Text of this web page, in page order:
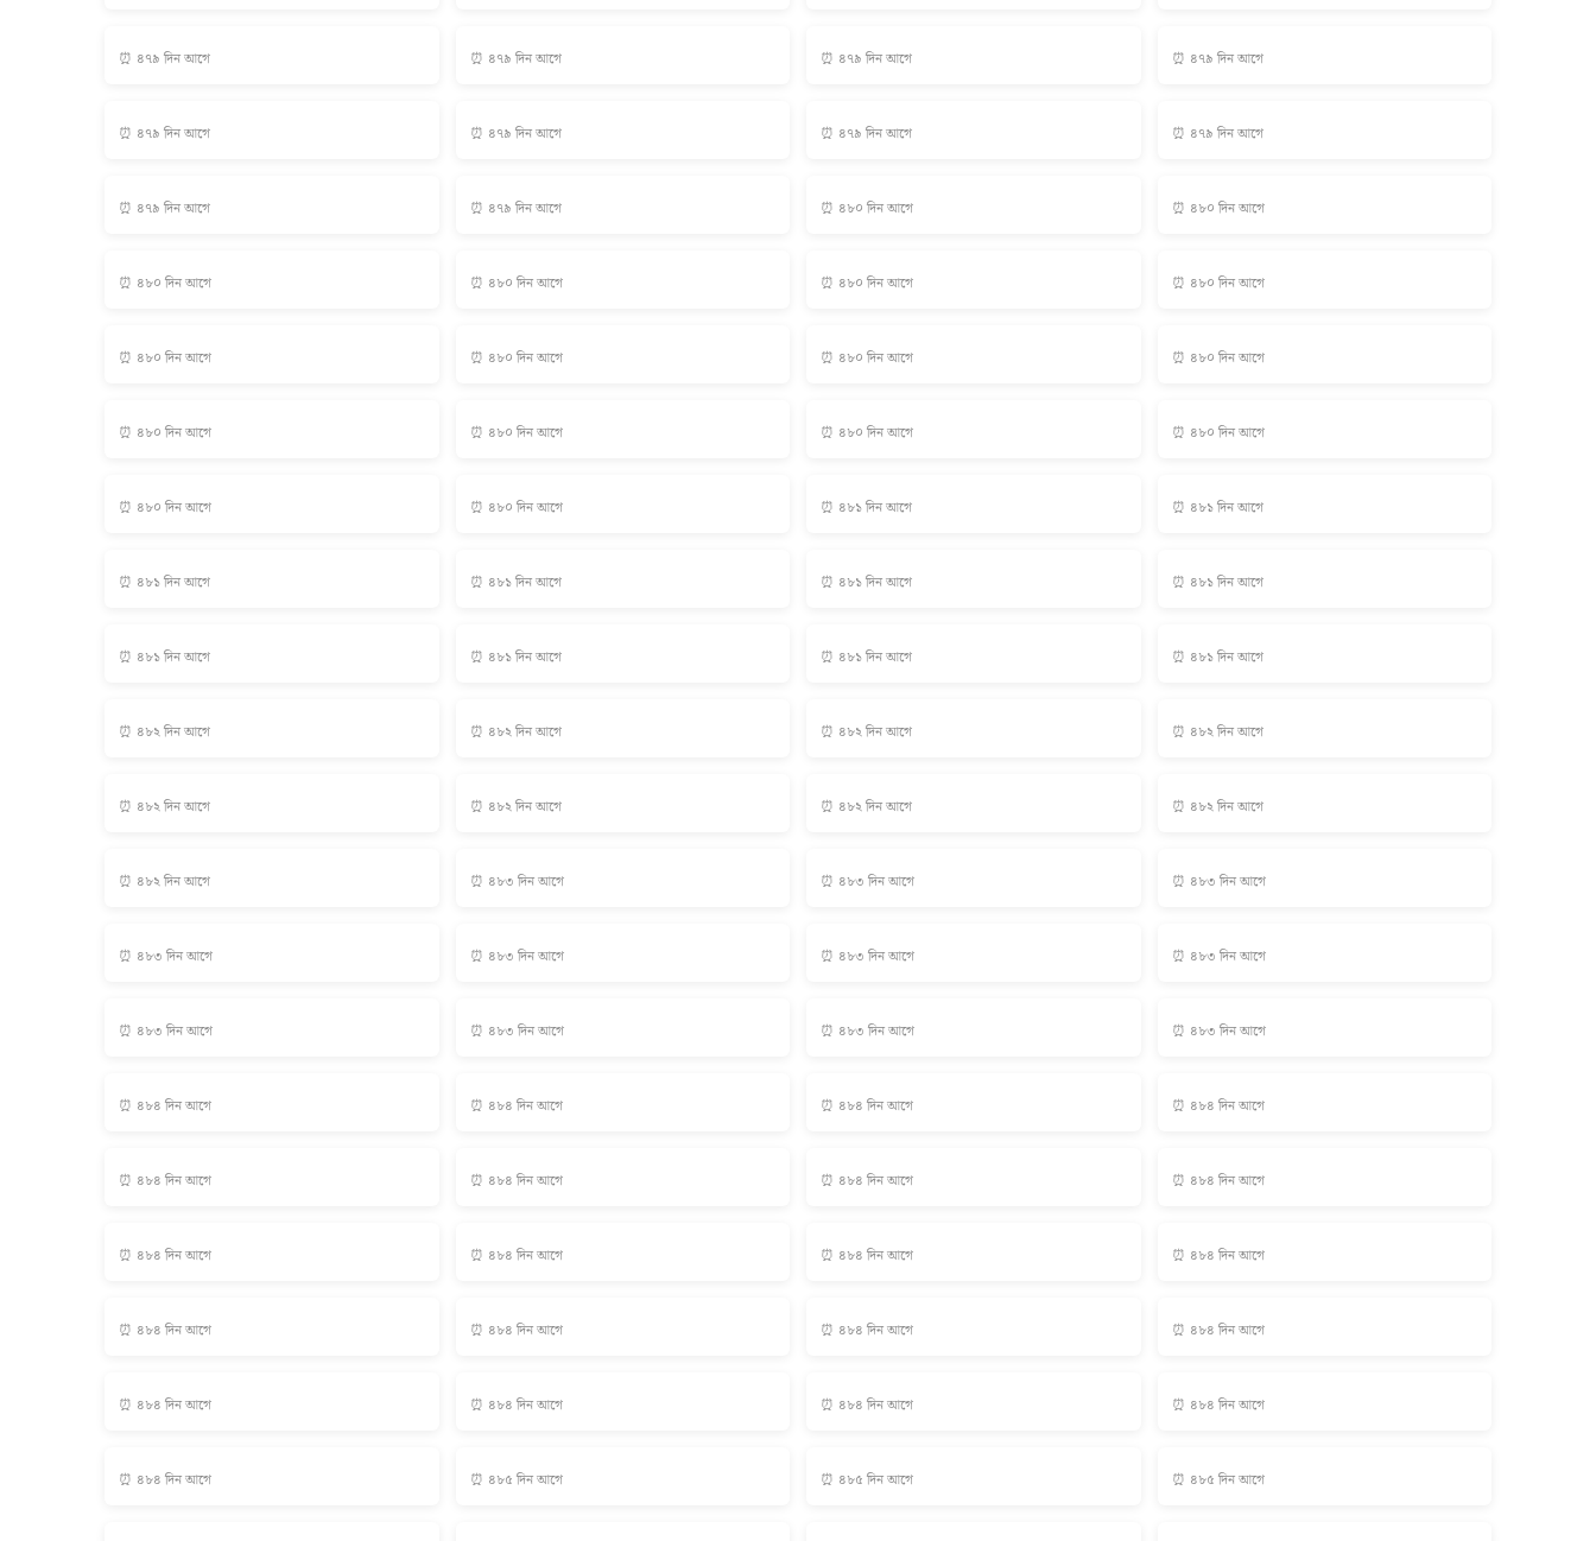
⏰ ৪৭৯ দিন আগে ⏰ ৪৭৯ দিন আগে ⏰ ৪৭৯ দিন আগে ⏰ ৪৭৯ দিন আগে
⏰ ৪৭৯ দিন আগে ⏰ ৪৭৯ দিন আগে ⏰ ৪৭৯ দিন আগে ⏰ ৪৭৯ দিন আগে
⏰ ৪৭৯ দিন আগে ⏰ ৪৭৯ দিন আগে ⏰ ৪৮০ দিন আগে ⏰ ৪৮০ দিন আগে
⏰ ৪৮০ দিন আগে ⏰ ৪৮০ দিন আগে ⏰ ৪৮০ দিন আগে ⏰ ৪৮০ দিন আগে
⏰ ৪৮০ দিন আগে ⏰ ৪৮০ দিন আগে ⏰ ৪৮০ দিন আগে ⏰ ৪৮০ দিন আগে
⏰ ৪৮০ দিন আগে ⏰ ৪৮০ দিন আগে ⏰ ৪৮০ দিন আগে ⏰ ৪৮০ দিন আগে
⏰ ৪৮০ দিন আগে ⏰ ৪৮০ দিন আগে ⏰ ৪৮১ দিন আগে ⏰ ৪৮১ দিন আগে
⏰ ৪৮১ দিন আগে ⏰ ৪৮১ দিন আগে ⏰ ৪৮১ দিন আগে ⏰ ৪৮১ দিন আগে
⏰ ৪৮১ দিন আগে ⏰ ৪৮১ দিন আগে ⏰ ৪৮১ দিন আগে ⏰ ৪৮১ দিন আগে
⏰ ৪৮২ দিন আগে ⏰ ৪৮২ দিন আগে ⏰ ৪৮২ দিন আগে ⏰ ৪৮২ দিন আগে
⏰ ৪৮২ দিন আগে ⏰ ৪৮২ দিন আগে ⏰ ৪৮২ দিন আগে ⏰ ৪৮২ দিন আগে
⏰ ৪৮২ দিন আগে ⏰ ৪৮৩ দিন আগে ⏰ ৪৮৩ দিন আগে ⏰ ৪৮৩ দিন আগে
⏰ ৪৮৩ দিন আগে ⏰ ৪৮৩ দিন আগে ⏰ ৪৮৩ দিন আগে ⏰ ৪৮৩ দিন আগে
⏰ ৪৮৩ দিন আগে ⏰ ৪৮৩ দিন আগে ⏰ ৪৮৩ দিন আগে ⏰ ৪৮৩ দিন আগে
⏰ ৪৮৪ দিন আগে ⏰ ৪৮৪ দিন আগে ⏰ ৪৮৪ দিন আগে ⏰ ৪৮৪ দিন আগে
⏰ ৪৮৪ দিন আগে ⏰ ৪৮৪ দিন আগে ⏰ ৪৮৪ দিন আগে ⏰ ৪৮৪ দিন আগে
⏰ ৪৮৪ দিন আগে ⏰ ৪৮৪ দিন আগে ⏰ ৪৮৪ দিন আগে ⏰ ৪৮৪ দিন আগে
⏰ ৪৮৪ দিন আগে ⏰ ৪৮৪ দিন আগে ⏰ ৪৮৪ দিন আগে ⏰ ৪৮৪ দিন আগে
⏰ ৪৮৪ দিন আগে ⏰ ৪৮৪ দিন আগে ⏰ ৪৮৪ দিন আগে ⏰ ৪৮৪ দিন আগে
⏰ ৪৮৪ দিন আগে ⏰ ৪৮৫ দিন আগে ⏰ ৪৮৫ দিন আগে ⏰ ৪৮৫ দিন আগে